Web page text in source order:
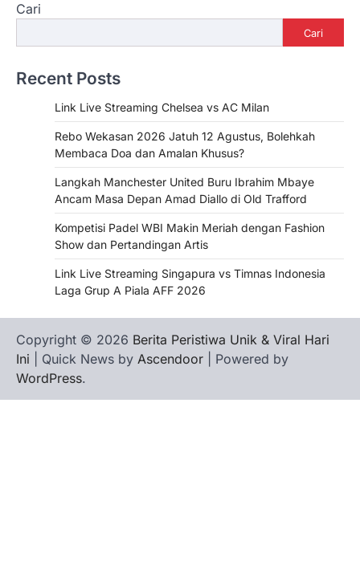
Cari
Cari
Recent Posts
Link Live Streaming Chelsea vs AC Milan
Rebo Wekasan 2026 Jatuh 12 Agustus, Bolehkah
Membaca Doa dan Amalan Khusus?
Langkah Manchester United Buru Ibrahim Mbaye
Ancam Masa Depan Amad Diallo di Old Trafford
Kompetisi Padel WBI Makin Meriah dengan Fashion
Show dan Pertandingan Artis
Link Live Streaming Singapura vs Timnas Indonesia
Laga Grup A Piala AFF 2026
Copyright © 2026 Berita Peristiwa Unik & Viral Hari
Ini | Quick News by Ascendoor | Powered by
WordPress.